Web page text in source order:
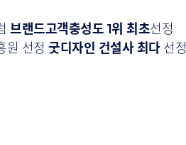
브랜드고객충성도 1위 최초선정
원 선정 굿디자인 건설사 최다선정